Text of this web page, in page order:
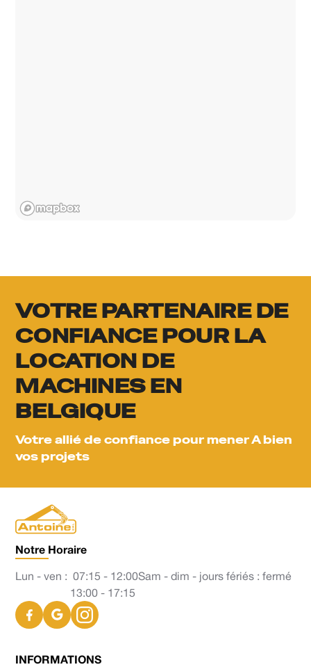
VOTRE PARTENAIRE DE
CONFIANCE POUR LA
LOCATION DE
MACHINES EN
BELGIQUE
Votre allié de confiance pour mener A bien
vos projets
Notre Horaire
Lun - ven : 07:15 - 12:00
13:00 - 17:15
Sam - dim - jours fériés : fermé
INFORMATIONS